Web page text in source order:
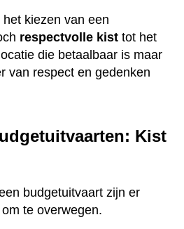
kiezen van een
respectvolle kist tot het
die betaalbaar is maar
van respect en gedenken
Kist
budgetuitvaart zijn er
te overwegen.